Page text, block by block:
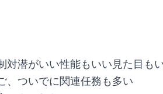
対潜がいい性能もいい見た目も
、ついでに関連任務も多い